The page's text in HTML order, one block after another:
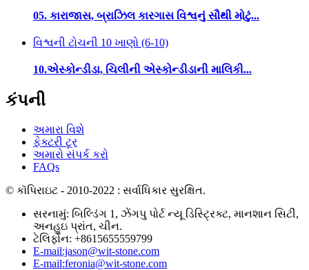
05. કારાજાસ, બ્રાઝિલ કારગાસ વિશ્વનું સૌથી મોટું...
વિશ્વની ટોચની 10 ખાણો (6-10)
10.એસ્કોન્ડીડા, ચિલીની એસ્કોન્ડીડાની માલિકી...
કંપની
અમારા વિશે
ફેક્ટરી ટૂર
અમારો સંપર્ક કરો
FAQs
© કૉપિરાઇટ - 2010-2022 : સર્વાધિકાર સુરક્ષિત.
સરનામું: બિલ્ડિંગ 1, ઝેંગપુ પોર્ટ ન્યૂ ડિસ્ટ્રિક્ટ, માનશાન સિટી,
અનહુઇ પ્રાંત, ચીન.
ટેલિફોન: +8615655559799
E-mail:jason@wit-stone.com
E-mail:feronia@wit-stone.com